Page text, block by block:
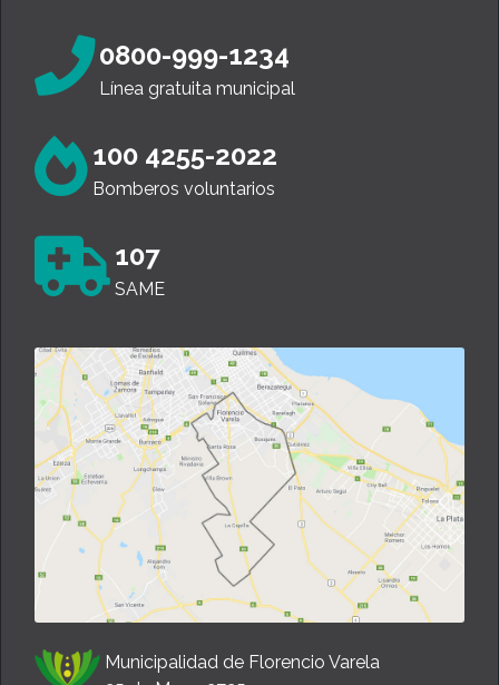
0800-999-1234
Línea gratuita municipal
100 4255-2022
Bomberos voluntarios
107
SAME
Municipalidad de Florencio Varela